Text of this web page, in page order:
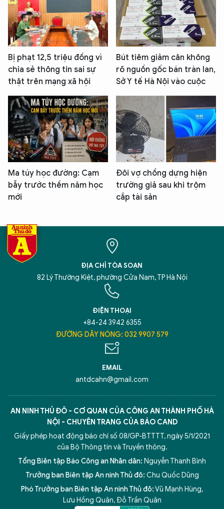
Bị phạt 12,5 triệu đồng vì
chia sẻ thông tin sai sự
thật trên mạng xã hội
Bút tiêm giảm cân không
rõ nguồn gốc bán tràn lan,
Sở Y tế Hà Nội vào cuộc
Ma túy học đường: Cạm
bẫy trước thềm năm học
mới
Đôi vợ chồng dựng hiện
trường giả sau khi trộm
cắp tài sản
ĐỊA CHỈ TÒA SOẠN
82 Lý Thường Kiệt, phường Cửa Nam, TP Hà Nội
ĐIỆN THOẠI
+84-24 3942 6355
ĐƯỜNG DÂY NÓNG: 032 9907 579
EMAIL
antdcahn@gmail.com
AN NINH THỦ ĐÔ - CƠ QUAN CỦA CÔNG AN THÀNH PHỐ HÀ
NỘI - CHUYÊN TRANG CỦA BÁO CAND
Giấy phép hoạt động báo chí số 08/GP-BTTTT, ngày 5/1/2021
của Bộ Thông tin và Truyền thông.
Tổng Biên tập Báo Công an Nhân dân: Nguyễn Thanh Bình
Trưởng ban Biên tập An ninh Thủ đô: Chu Quốc Dũng
Phó Trưởng ban Biên tập An ninh Thủ đô:Vũ Mạnh Hùng,
Lưu Hồng Quân, Đỗ Trần Quân